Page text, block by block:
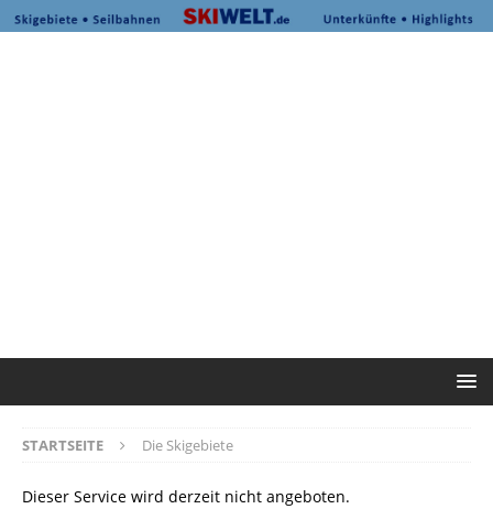
STARTSEITE Die Skigebiete
Dieser Service wird derzeit nicht angeboten.